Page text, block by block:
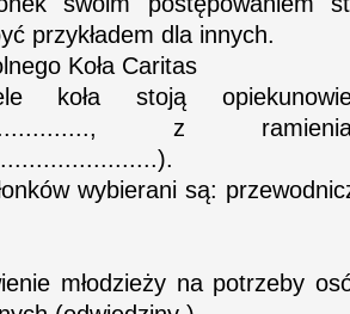
przykładem dla innych.
Koła Caritas
koła stoją
z
wybierani są:
młodzieży na potrzeby